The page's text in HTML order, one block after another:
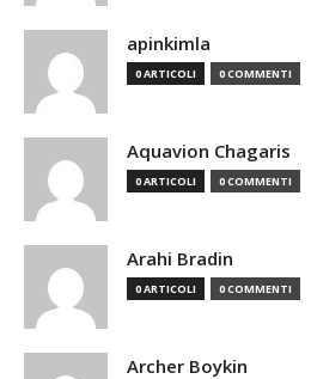
apinkimla
0 ARTICOLI 0 COMMENTI
Aquavion Chagaris
0 ARTICOLI 0 COMMENTI
Arahi Bradin
0 ARTICOLI 0 COMMENTI
Archer Boykin